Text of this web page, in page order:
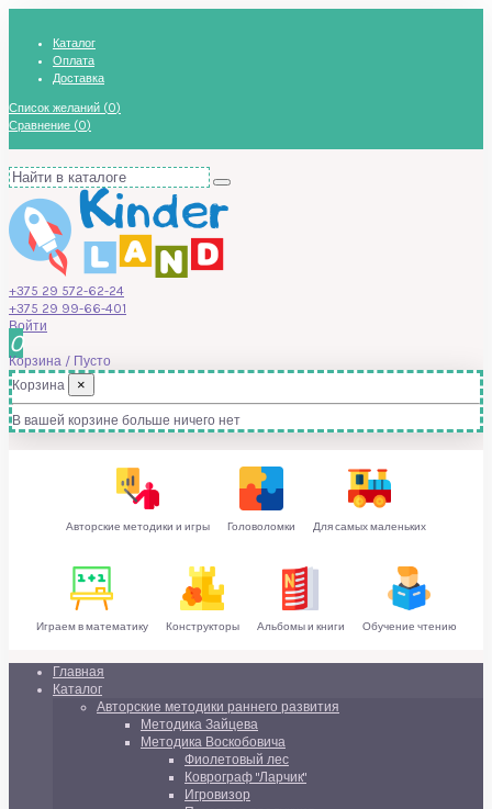
Каталог
Оплата
Доставка
Список желаний (0)
Сравнение (0)
+375 29 572-62-24
+375 29 99-66-401
Войти
0
Корзина / Пусто
Корзина
×
В вашей корзине больше ничего нет
Авторские методики и игры Головоломки Для самых маленьких
Играем в математику Конструкторы Альбомы и книги Обучение чтению
Главная
Каталог
Авторские методики раннего развития
Методика Зайцева
Методика Воскобовича
Фиолетовый лес
Коврограф "Ларчик"
Игровизор